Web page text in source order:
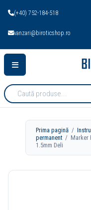
(+40) 752-184-518
vanzari@biroticshop.ro
Cauta
produse:
Prima pagină /
permanent / Marker
1.5mm Deli